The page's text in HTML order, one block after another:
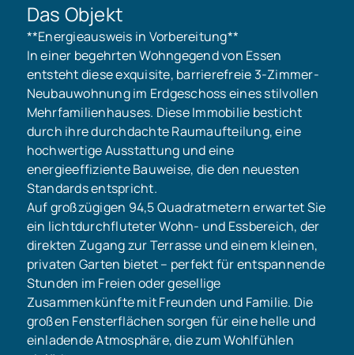
Das Objekt
**Energieausweis in Vorbereitung**
In einer begehrten Wohngegend von Essen
entsteht diese exquisite, barrierefreie 3-Zimmer-
Neubauwohnung im Erdgeschoss eines stilvollen
Mehrfamilienhauses. Diese Immobilie besticht
durch ihre durchdachte Raumaufteilung, eine
hochwertige Ausstattung und eine
energieeffiziente Bauweise, die den neuesten
Standards entspricht.
Auf großzügigen 94,5 Quadratmetern erwartet Sie
ein lichtdurchfluteter Wohn- und Essbereich, der
direkten Zugang zur Terrasse und einem kleinen,
privaten Garten bietet – perfekt für entspannende
Stunden im Freien oder gesellige
Zusammenkünfte mit Freunden und Familie. Die
großen Fensterflächen sorgen für eine helle und
einladende Atmosphäre, die zum Wohlfühlen